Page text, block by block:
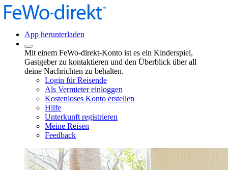
App herunterladen
Mit einem FeWo-direkt-Konto ist es ein Kinderspiel,
Gastgeber zu kontaktieren und den Überblick über all
deine Nachrichten zu behalten.
Login für Reisende
Als Vermieter einloggen
Kostenloses Konto erstellen
Hilfe
Unterkunft registrieren
Meine Reisen
Feedback